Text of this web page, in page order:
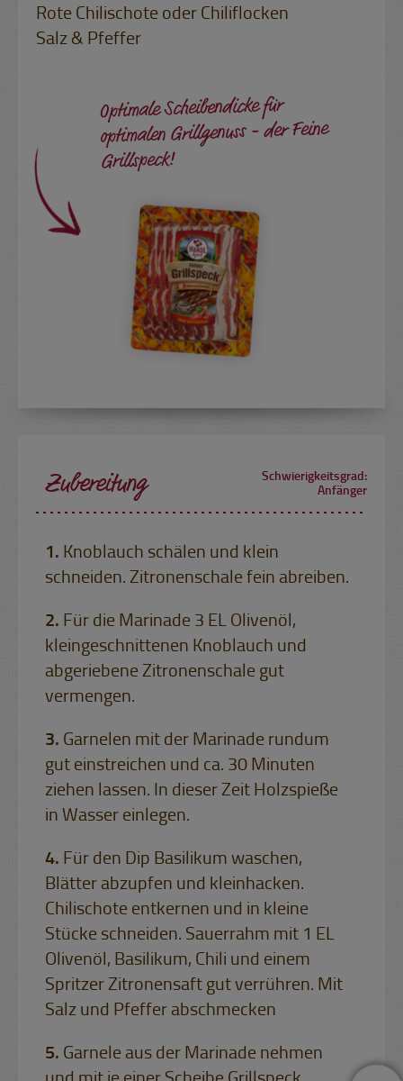
Rote Chilischote oder Chiliflocken
Salz & Pfeffer
Optimale Scheibendicke für
optimalen Grillgenuss - der Feine
Grillspeck!
Zubereitung
Schwierigkeitsgrad:
Anfänger
Knoblauch schälen und klein
schneiden. Zitronenschale fein abreiben.
Für die Marinade 3 EL Olivenöl,
kleingeschnittenen Knoblauch und
abgeriebene Zitronenschale gut
vermengen.
Garnelen mit der Marinade rundum
gut einstreichen und ca. 30 Minuten
ziehen lassen. In dieser Zeit Holzspieße
in Wasser einlegen.
Für den Dip Basilikum waschen,
Blätter abzupfen und kleinhacken.
Chilischote entkernen und in kleine
Stücke schneiden. Sauerrahm mit 1 EL
Olivenöl, Basilikum, Chili und einem
Spritzer Zitronensaft gut verrühren. Mit
Salz und Pfeffer abschmecken
Garnele aus der Marinade nehmen